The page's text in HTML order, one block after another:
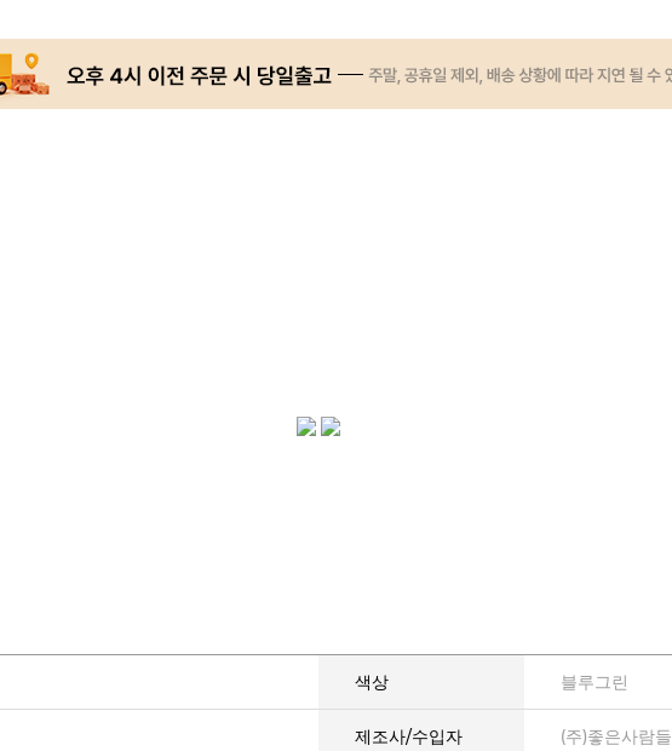
색상 블루그린
제조사/수입자 (주)좋은사람들